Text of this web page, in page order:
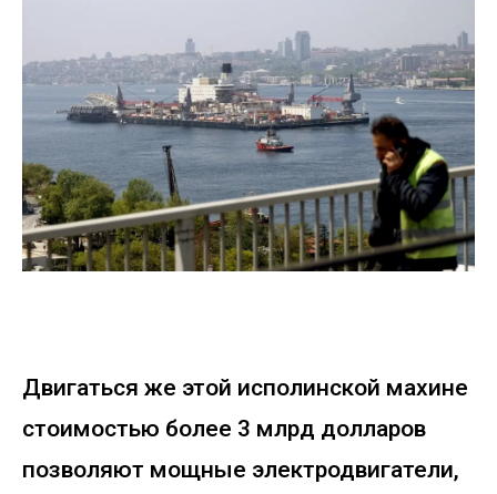
Двигаться же этой исполинской махине
стоимостью более 3 млрд долларов
позволяют мощные электродвигатели,